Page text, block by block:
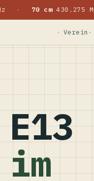
· 70 cm430.275
Verein